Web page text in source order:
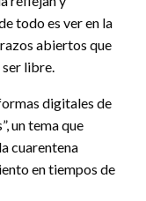
todo es ver en la
abiertos que
ser libre.
digitales de
un tema que
cuarentena
en tiempos de